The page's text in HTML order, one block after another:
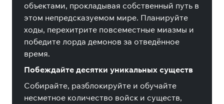
объектами, прокладывая собственный путь в
этом непредсказуемом мире. Планируйте
ходы, перехитрите повсеместные миазмы и
победите лорда демонов за отведённое
время.
Побеждайте десятки уникальных существ
Собирайте, разблокируйте и обучайте
несметное количество войск и существ,